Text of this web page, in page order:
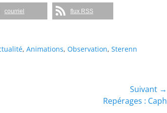
courriel flux RSS
, Animations, Observation, Sterenn
Suivant →
Repérages : Caph